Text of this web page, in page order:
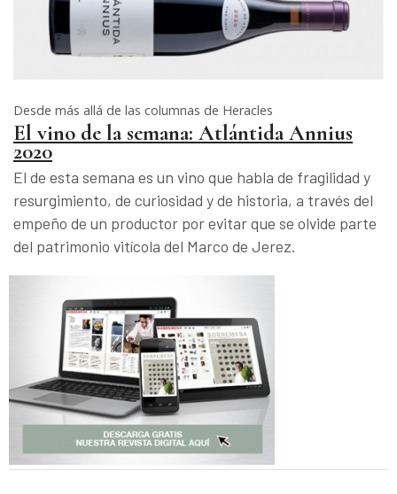
Desde más allá de las columnas de Heracles
El vino de la semana: Atlántida Annius
2020
El de esta semana es un vino que habla de fragilidad y
resurgimiento, de curiosidad y de historia, a través del
empeño de un productor por evitar que se olvide parte
del patrimonio vitícola del Marco de Jerez.